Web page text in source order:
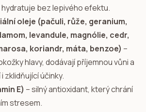
bez lepivého efektu.
oleje (pačuli, růže, geranium,
levandule, magnólie, cedr,
koriandr, máta, benzoe) –
hlavy, dodávají příjemnou vůni a
zklidňující účinky.
E) – silný antioxidant, který chrání
stresem.